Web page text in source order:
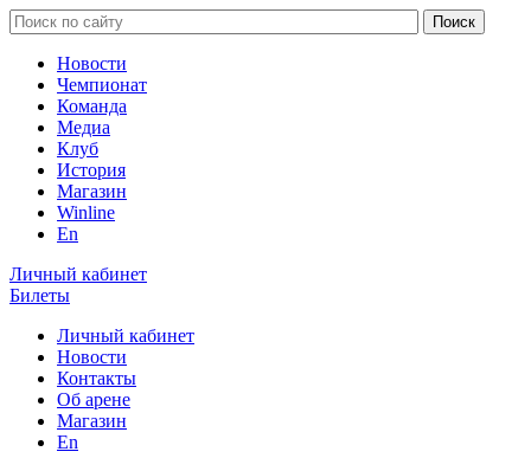
Новости
Чемпионат
Команда
Медиа
Клуб
История
Магазин
Winline
En
Личный кабинет
Билеты
Личный кабинет
Новости
Контакты
Об арене
Магазин
En